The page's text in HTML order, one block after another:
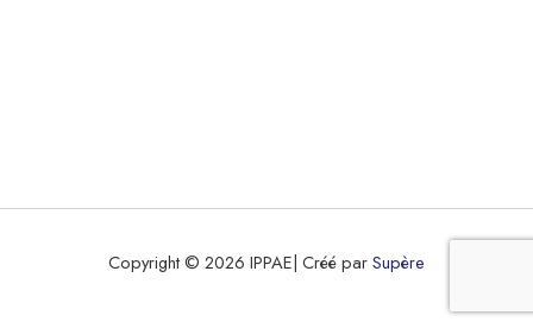
Copyright © 2026 IPPAE| Créé parSupère